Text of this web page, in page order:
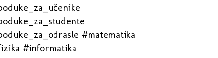
#matematika
#informatika